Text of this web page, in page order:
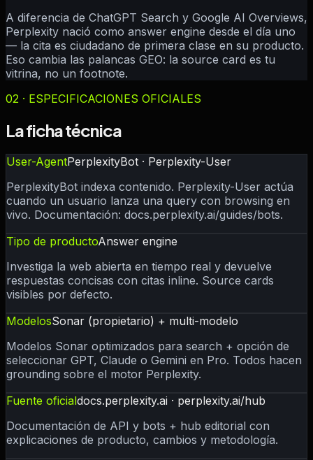
A diferencia de ChatGPT Search y Google AI Overviews,
Perplexity nació como answer engine desde el día uno
— la cita es ciudadano de primera clase en su producto.
Eso cambia las palancas GEO: la source card es tu
vitrina, no un footnote.
02 · ESPECIFICACIONES OFICIALES
La ficha técnica
User-AgentPerplexityBot · Perplexity-User
PerplexityBot indexa contenido. Perplexity-User actúa
cuando un usuario lanza una query con browsing en
vivo. Documentación: docs.perplexity.ai/guides/bots.
Tipo de productoAnswer engine
Investiga la web abierta en tiempo real y devuelve
respuestas concisas con citas inline. Source cards
visibles por defecto.
ModelosSonar (propietario) + multi-modelo
Modelos Sonar optimizados para search + opción de
seleccionar GPT, Claude o Gemini en Pro. Todos hacen
grounding sobre el motor Perplexity.
Fuente oficialdocs.perplexity.ai · perplexity.ai/hub
Documentación de API y bots + hub editorial con
explicaciones de producto, cambios y metodología.